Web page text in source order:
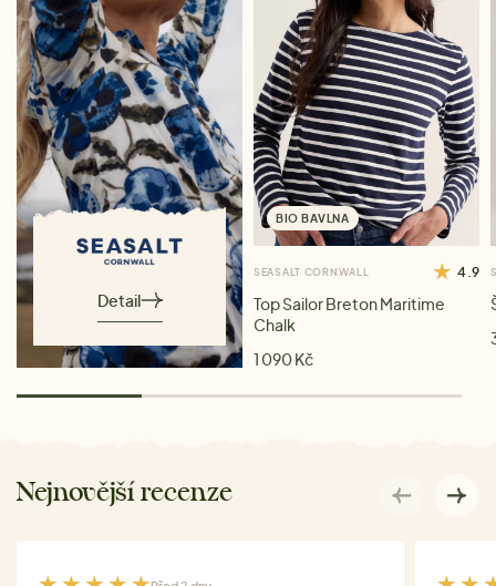
Detail
BIO BAVLNA
SEASALT CORNWALL 4.9
Top Sailor Breton Maritime
Chalk
1 090 Kč
Nejnovější recenze